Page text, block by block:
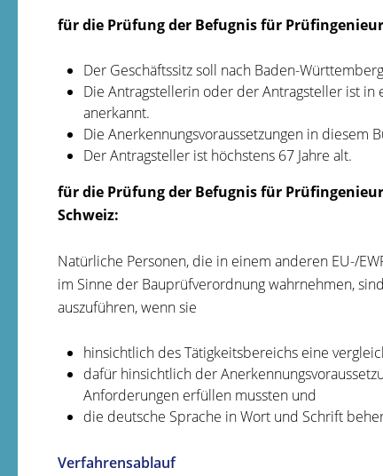
für die Prüfung der Befugnis für
Der Geschäftssitz soll nach Baden-
Die Antragstellerin oder der Antragsteller ist
anerkannt.
Die Anerkennungsvoraussetzungen in diesem
Der Antragsteller ist höchstens 67 Jahre alt.
für die Prüfung der Befugnis für
Schweiz:
Natürliche Personen, die in einem anderen EU-/
im Sinne der Bauprüfverordnung wahrnehmen,
auszuführen, wenn sie
hinsichtlich des Tätigkeitsbereichs eine
dafür hinsichtlich der
Anforderungen erfüllen mussten und
die deutsche Sprache in Wort und Schrift
Verfahrensablauf